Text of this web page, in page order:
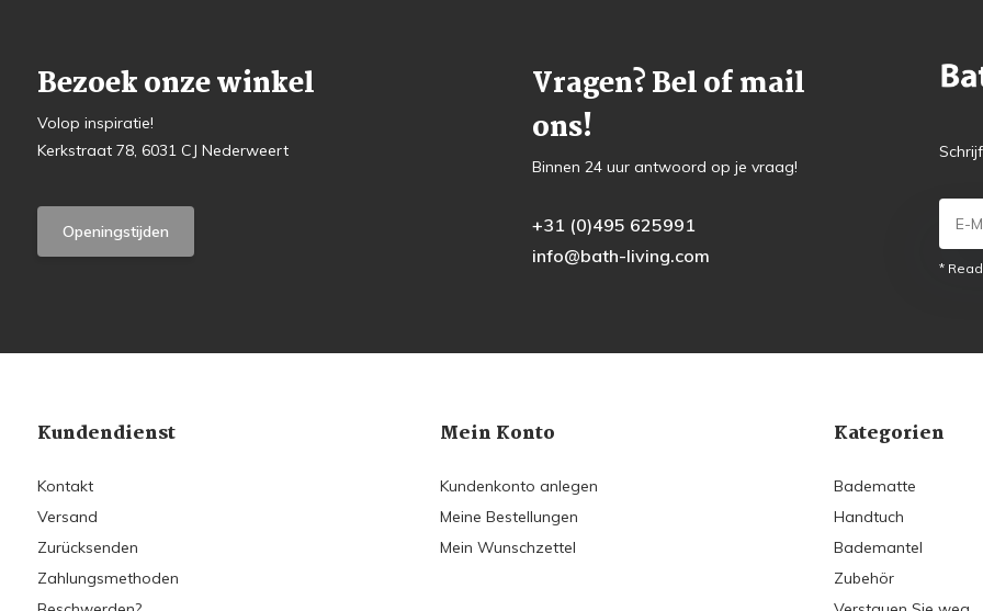
Bezoek onze winkel
Volop inspiratie!
Kerkstraat 78, 6031 CJ Nederweert
Openingstijden
Vragen? Bel of mail
ons!
Binnen 24 uur antwoord op je vraag!
+31 (0)495 625991
info@bath-living.com
*
Kundendienst
Kontakt
Versand
Zurücksenden
Zahlungsmethoden
Mein Konto
Kundenkonto anlegen
Meine Bestellungen
Mein Wunschzettel
Kategorien
Badematte
Handtuch
Bademantel
Zubehör